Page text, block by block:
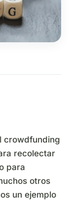
crowdfunding
recolectar
para
otros
un ejemplo